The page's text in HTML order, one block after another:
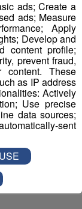
ads; Create a
ads; Measure
Apply
Develop and
content profile;
prevent fraud,
These
as IP address
Actively
Use precise
data sources;
sent